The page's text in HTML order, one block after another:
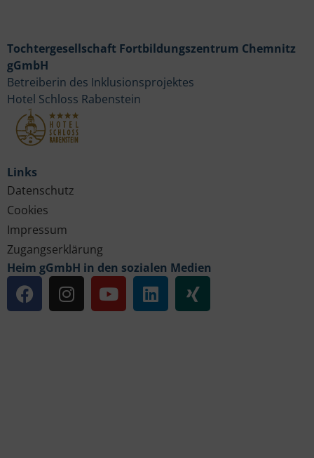
Links
Datenschutz
Cookies
Impressum
Zugangserklärung
Heim gGmbH in den sozialen Medien
Tochtergesellschaft Fortbildungszentrum Chemnitz
gGmbH
Betreiberin des Inklusionsprojektes
Hotel Schloss Rabenstein